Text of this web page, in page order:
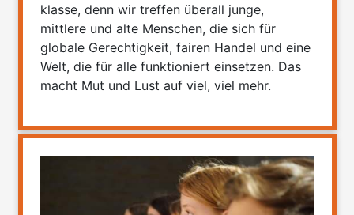
klasse, denn wir treffen überall junge,
mittlere und alte Menschen, die sich für
globale Gerechtigkeit, fairen Handel und eine
Welt, die für alle funktioniert einsetzen. Das
macht Mut und Lust auf viel, viel mehr.